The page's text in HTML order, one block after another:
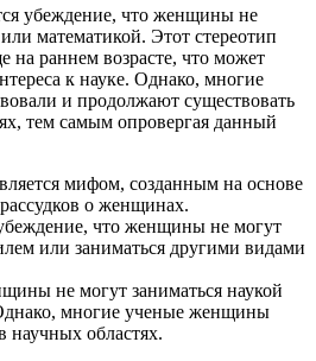
убеждение, что женщины не
математикой. Этот стереотип
на раннем возрасте, что может
к науке. Однако, многие
и продолжают существовать
тем самым опровергая данный
мифом, созданным на основе
о женщинах.
что женщины не могут
или заниматься другими видами
не могут заниматься наукой
многие ученые женщины
научных областях.